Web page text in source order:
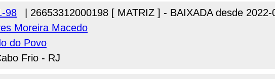
98
| 26653312000198 [ MATRIZ ] - BAIXADA desde 2022-
Moreira Macedo
do Povo
Frio - RJ